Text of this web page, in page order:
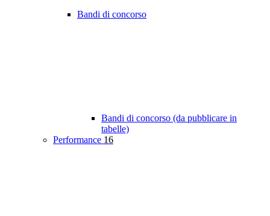
Bandi di concorso
Bandi di concorso (da pubblicare in
tabelle)
Performance 16